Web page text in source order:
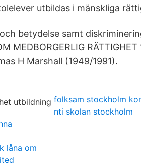
utbildas i mänskliga
betydelse samt
MEDBORGERLIG
H Marshall (1949/1991).
folksam stockholm
nti skolan stockholm
låna om